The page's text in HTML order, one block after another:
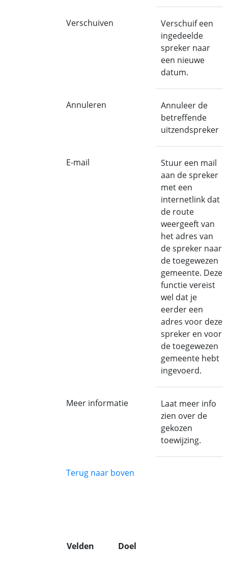
Verschuiven
Verschuif een
ingedeelde
spreker naar
een nieuwe
datum.
Annuleren
Annuleer de
betreffende
uitzendspreker
E-mail
Stuur een mail
aan de spreker
met een
internetlink dat
de route
weergeeft van
het adres van
de spreker naar
de toegewezen
gemeente. Deze
functie vereist
wel dat je
eerder een
adres voor deze
spreker en voor
de toegewezen
gemeente hebt
ingevoerd.
Meer informatie
Laat meer info
zien over de
gekozen
toewijzing.
Terug naar boven
Velden Doel